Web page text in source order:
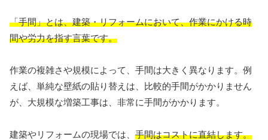
「手間」とは、建築・リフォームにおいて、作業にかける時
間や労力を指す言葉です。
作業の複雑さや規模によって、手間は大きく異なります。例
えば、単純な壁紙の貼り替えは、比較的手間がかかりません
が、大規模な増築工事は、非常に手間がかかります。
建築やリフォームの現場では、 手間はコストに直結します。